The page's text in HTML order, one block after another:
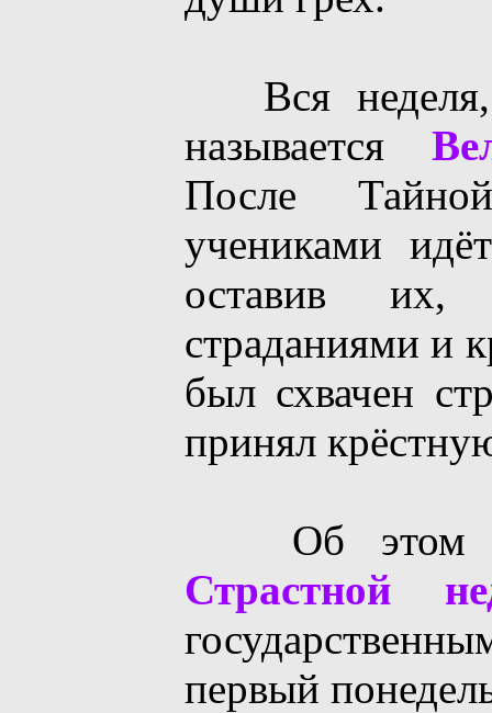
Вся неделя,
называется
После
учениками
оставив их,
страданиями и
был схвачен
принял
Об этом
Страстной
первый